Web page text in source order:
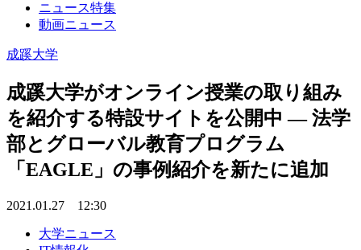
ニュース特集
動画ニュース
成蹊大学
成蹊大学がオンライン授業の取り組み
を紹介する特設サイトを公開中 — 法学
部とグローバル教育プログラム
「EAGLE」の事例紹介を新たに追加
2021.01.27 12:30
大学ニュース